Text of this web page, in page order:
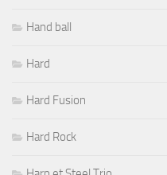
Hand ball
Hard
Hard Fusion
Hard Rock